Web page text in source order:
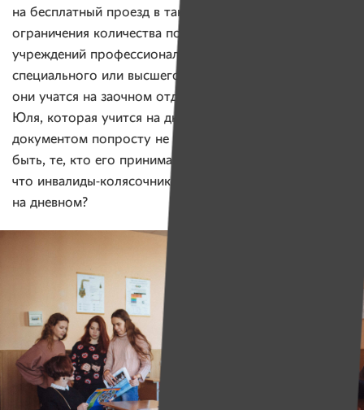
на бесплатный проезд в такси — причем без
ограничения количества поездок — имеют учащиеся
учреждений профессионально-технического, среднего
специального или высшего образования, только если
они учатся на заочном отделении или дистанционно.
Юля, которая учится на дневном отделении,
документом попросту не предусмотрена. Может
быть, те, кто его принимал, не могли предположить,
что инвалиды-колясочники хотят и могут учиться
на дневном?